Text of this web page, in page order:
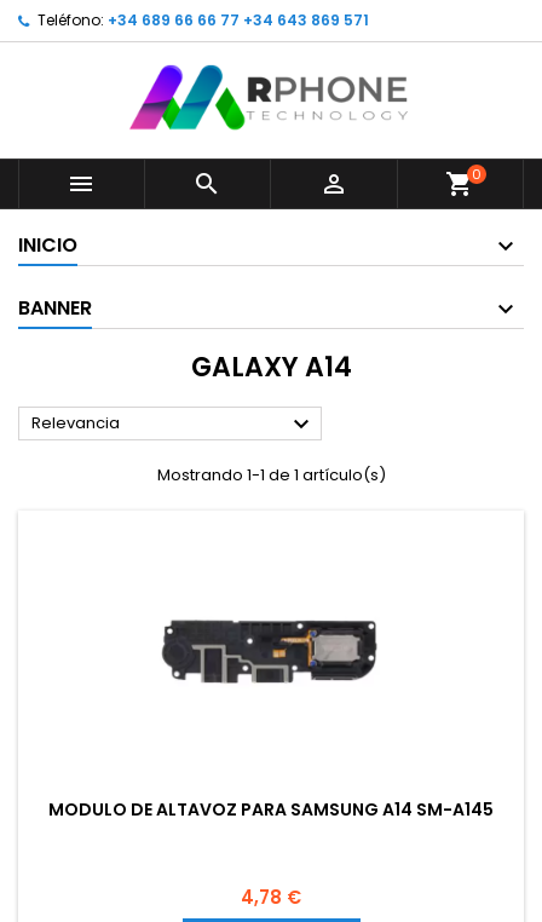
Teléfono: +34 689 66 66 77 +34 643 869 571
   shopping_cart0
INICIO
BANNER
GALAXY A14
Relevancia 
Mostrando 1-1 de 1 artículo(s)
MODULO DE ALTAVOZ PARA SAMSUNG A14 SM-A145
Precio
4,78 €